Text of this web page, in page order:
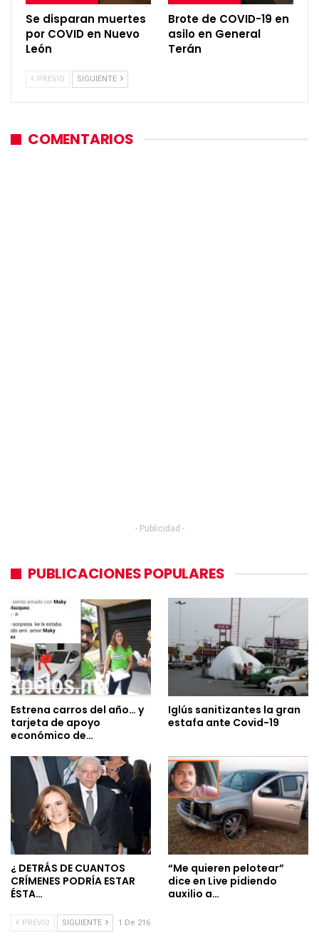
Se disparan muertes
por COVID en Nuevo
León
Brote de COVID-19 en
asilo en General
Terán
PREVIO SIGUIENTE
COMENTARIOS
- Publicidad -
PUBLICACIONES POPULARES
Estrena carros del año… y
tarjeta de apoyo
económico de…
Iglús sanitizantes la gran
estafa ante Covid-19
¿ DETRÁS DE CUANTOS
CRÍMENES PODRÍA ESTAR
ÉSTA…
“Me quieren pelotear”
dice en Live pidiendo
auxilio a…
PREVIO SIGUIENTE 1 De 216